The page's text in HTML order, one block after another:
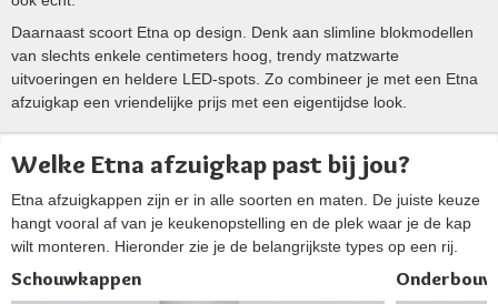
Daarnaast scoort Etna op design. Denk aan slimline blokmodellen
van slechts enkele centimeters hoog, trendy matzwarte
uitvoeringen en heldere LED-spots. Zo combineer je met een Etna
afzuigkap een vriendelijke prijs met een eigentijdse look.
Welke Etna afzuigkap past bij jou?
Etna afzuigkappen zijn er in alle soorten en maten. De juiste keuze
hangt vooral af van je keukenopstelling en de plek waar je de kap
wilt monteren. Hieronder zie je de belangrijkste types op een rij.
Schouwkappen